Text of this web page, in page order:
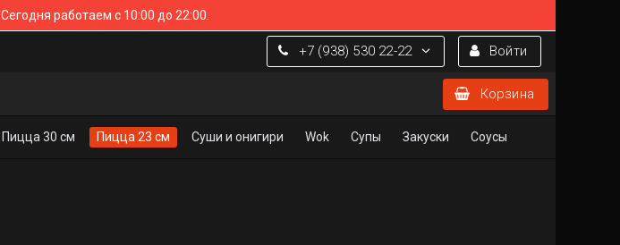
Сегодня работаем с 10:00 до 22:00.
Войти
+7 (938) 530 22-22
Корзина
Пицца 30 см Пицца 23 см Суши и онигири Wok Супы Закуски Соусы